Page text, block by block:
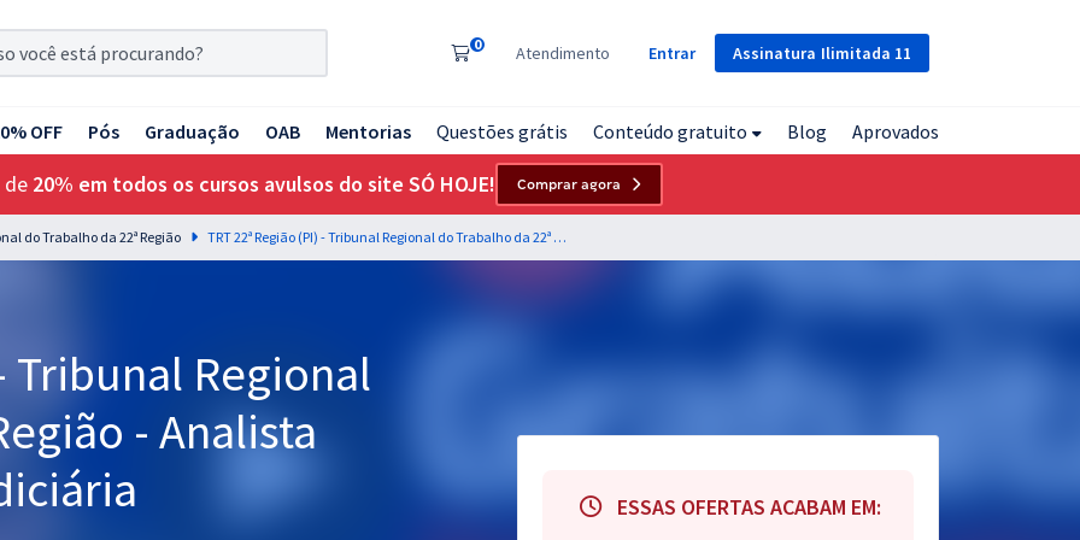
Assinatura Ilimitada 11
0 Atendimento Entrar
OFF Pós Graduação OAB Mentorias Questões grátis Conteúdo gratuito Blog Aprovados
de 20% em todos os cursos avulsos do site SÓ HOJE! Comprar agora
do Trabalho da 22ª Região TRT 22ª Região (PI) - Tribunal Regional do Trabalho da 22ª Região - Analista Judiciário - Área Judiciária
Tribunal Regional
- Analista
ESSAS OFERTAS ACABAM EM: